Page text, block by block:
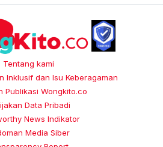
Tentang kami
Inklusif dan Isu Keberagaman
Publikasi Wongkito.co
Data Pribadi
News Indikator
Media Siber